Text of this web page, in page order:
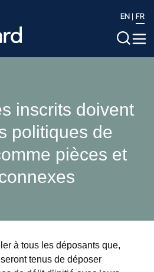
EN FR
inscrits doivent
politiques de
pièces et
à tous les déposants que,
tenus de déposer